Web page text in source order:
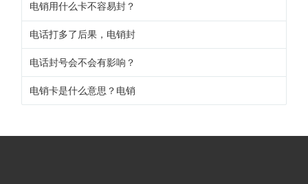
电销用什么卡不容易封？
电话打多了后果，电销封
电话封号会不会有影响？
电销卡是什么意思？电销